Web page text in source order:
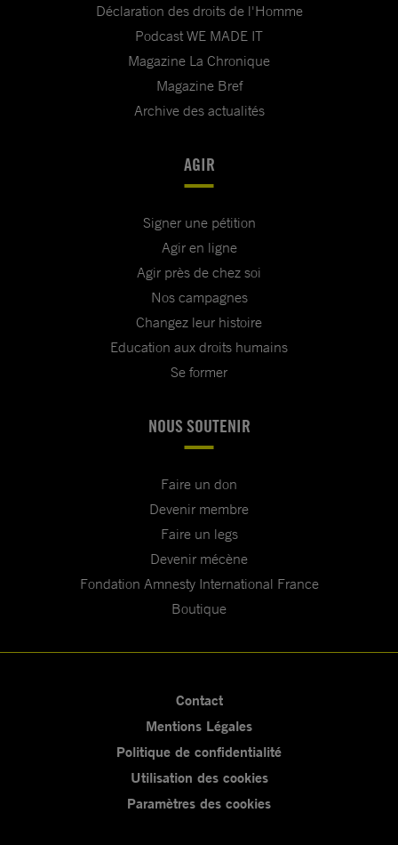
Déclaration des droits de l'Homme
Podcast WE MADE IT
Magazine La Chronique
Magazine Bref
Archive des actualités
AGIR
Signer une pétition
Agir en ligne
Agir près de chez soi
Nos campagnes
Changez leur histoire
Education aux droits humains
Se former
NOUS SOUTENIR
Faire un don
Devenir membre
Faire un legs
Devenir mécène
Fondation Amnesty International France
Boutique
Contact
Mentions Légales
Politique de confidentialité
Utilisation des cookies
Paramètres des cookies